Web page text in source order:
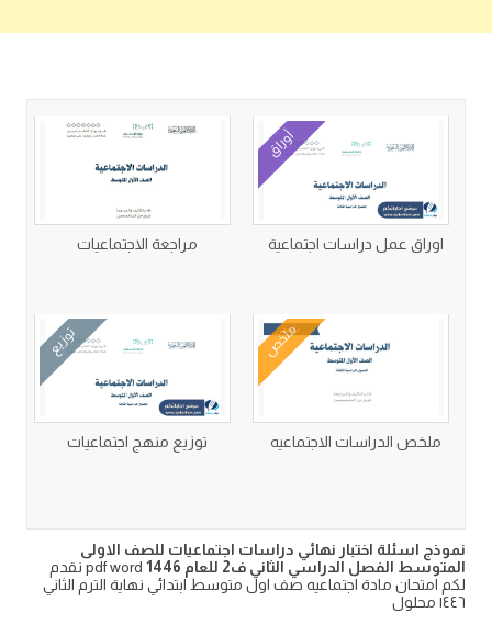
أوراق
اوراق عمل دراسات اجتماعية مراجعة الاجتماعيات
ملخص
ملخص الدراسات الاجتماعيه
توزيع
توزيع منهج اجتماعيات
نموذج اسئلة اختبار نهائي دراسات اجتماعيات للصف الاولى
المتوسط الفصل الدراسي الثاني ف2 للعام 1446
pdf word نقدم
لكم امتحان مادة اجتماعيه صف اول متوسط ابتدائي نهاية الترم الثاني
١٤٤٦ محلول